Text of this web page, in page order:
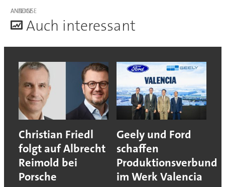
ANZEIGE
Auch interessant
Christian Friedl
folgt auf Albrecht
Reimold bei
Porsche
Geely und Ford
schaffen
Produktionsverbund
im Werk Valencia